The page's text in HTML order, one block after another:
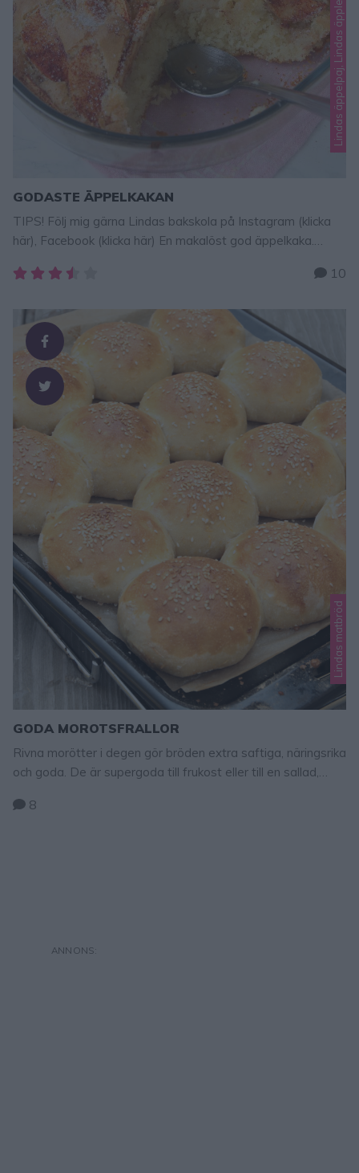
GODASTE ÄPPELKAKAN
TIPS! Följ mig gärna Lindas bakskola på Instagram (klicka
här), Facebook (klicka här) En makalöst god äppelkaka.
även bakpulver vilket gör att den blir lite mer mjuk som
härlig i konsistensen! En galet god äppelkaka! Tips! Baka en
ljuvlig äppelkladdkaka – klicka här för recept! …
10
Lindas matbröd
GODA MOROTSFRALLOR
Rivna morötter i degen gör bröden extra saftiga, näringsrika
och goda. De är supergoda till frukost eller till en sallad,
och märker inte att det är morötter i brödet. Frys gärna in
8